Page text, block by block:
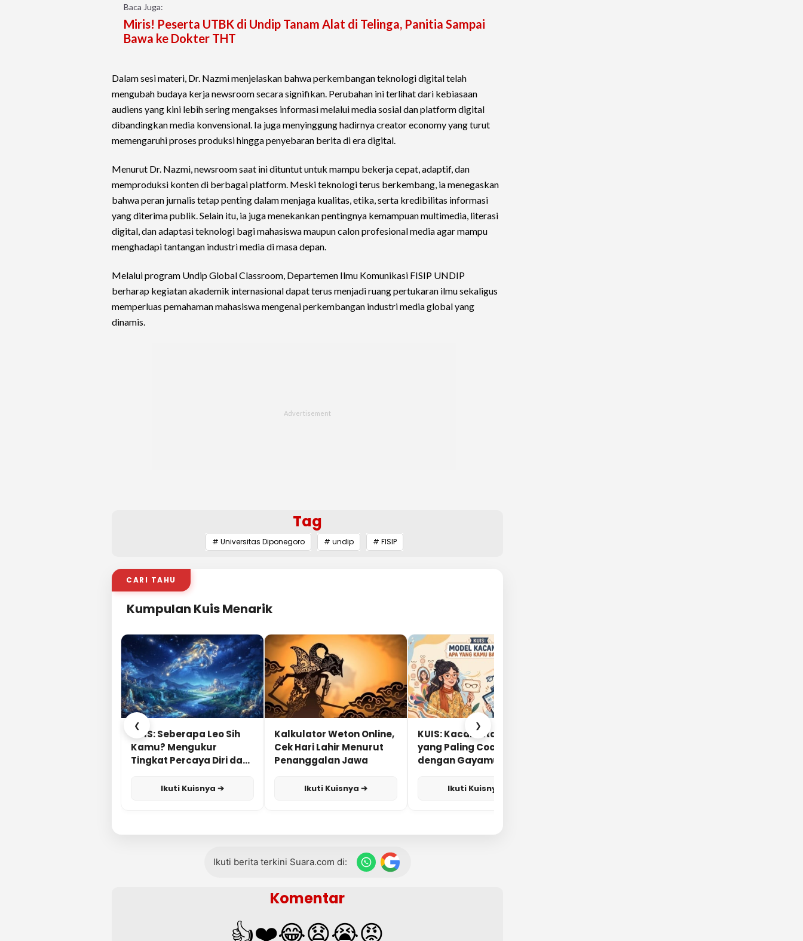
Baca Juga:
Miris! Peserta UTBK di Undip Tanam Alat di Telinga, Panitia Sampai
Bawa ke Dokter THT
Dalam sesi materi, Dr. Nazmi menjelaskan bahwa perkembangan teknologi digital telah
mengubah budaya kerja newsroom secara signifikan. Perubahan ini terlihat dari kebiasaan
audiens yang kini lebih sering mengakses informasi melalui media sosial dan platform digital
dibandingkan media konvensional. Ia juga menyinggung hadirnya creator economy yang turut
memengaruhi proses produksi hingga penyebaran berita di era digital.
Menurut Dr. Nazmi, newsroom saat ini dituntut untuk mampu bekerja cepat, adaptif, dan
memproduksi konten di berbagai platform. Meski teknologi terus berkembang, ia menegaskan
bahwa peran jurnalis tetap penting dalam menjaga kualitas, etika, serta kredibilitas informasi
yang diterima publik. Selain itu, ia juga menekankan pentingnya kemampuan multimedia, literasi
digital, dan adaptasi teknologi bagi mahasiswa maupun calon profesional media agar mampu
menghadapi tantangan industri media di masa depan.
Melalui program Undip Global Classroom, Departemen Ilmu Komunikasi FISIP UNDIP
berharap kegiatan akademik internasional dapat terus menjadi ruang pertukaran ilmu sekaligus
memperluas pemahaman mahasiswa mengenai perkembangan industri media global yang
dinamis.
Tag
# Universitas Diponegoro # undip # FISIP
CARI TAHU
Kumpulan Kuis Menarik
❮
KUIS: Seberapa Leo Sih
Kamu? Mengukur
Tingkat Percaya Diri dan
Ikuti Kuisnya ➔
Kalkulator Weton Online,
Cek Hari Lahir Menurut
Penanggalan Jawa
Ikuti Kuisnya ➔
KUIS: Kacamata Apa
yang Paling Cocok
dengan Gayamu?
Ikuti Kuisnya ➔
❯
Ikuti berita terkini Suara.com di:
Komentar
👍❤️😂😧😭😡